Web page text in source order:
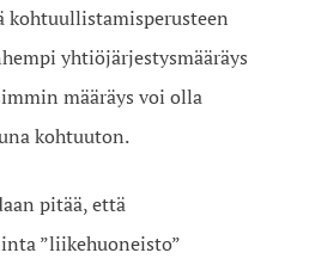
kohtuullistamisperusteen
yhtiöjärjestysmääräys
määräys voi olla
kohtuuton.
pitää, että
”liikehuoneisto”